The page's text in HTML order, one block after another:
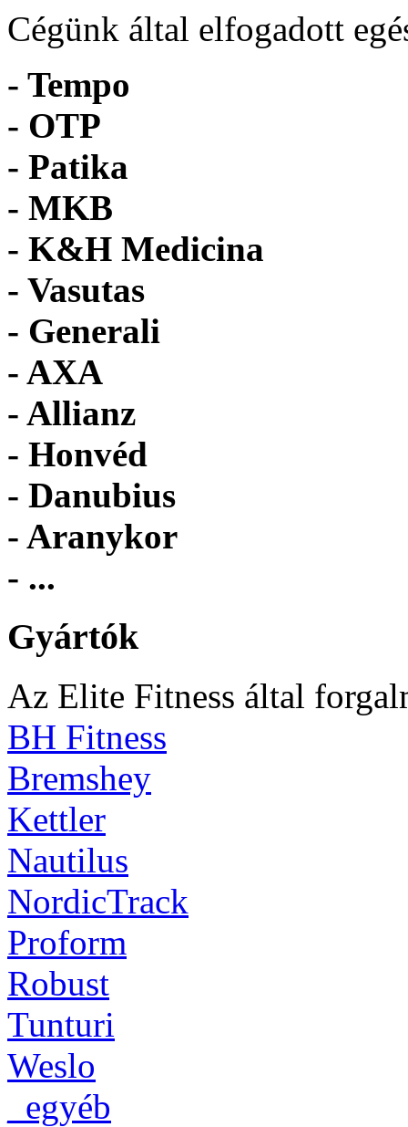
Cégünk által elfogadott
- Tempo
- OTP
- Patika
- MKB
- K&H Medicina
- Vasutas
- Generali
- AXA
- Allianz
- Honvéd
- Danubius
- Aranykor
- ...
Gyártók
Az Elite Fitness által
BH Fitness
Bremshey
Kettler
Nautilus
NordicTrack
Proform
Robust
Tunturi
Weslo
_egyéb